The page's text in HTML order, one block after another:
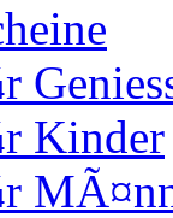
Kinder